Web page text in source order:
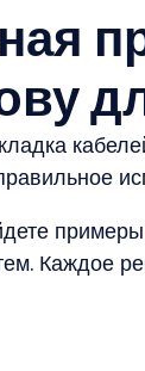
Каждое